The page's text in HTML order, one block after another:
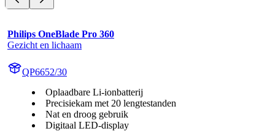
Philips OneBlade Pro 360
Gezicht en lichaam
QP6652/30
Oplaadbare Li-ionbatterij
Precisiekam met 20 lengtestanden
Nat en droog gebruik
Digitaal LED-display